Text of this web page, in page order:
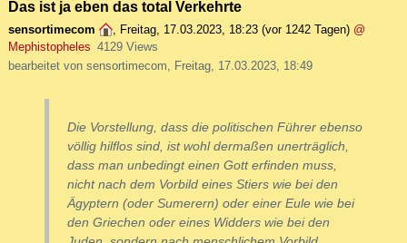
Das ist ja eben das total Verkehrte
sensortimecom , Freitag, 17.03.2023, 18:23 (vor 1242 Tagen) @
Mephistopheles 4129 Views
bearbeitet von sensortimecom, Freitag, 17.03.2023, 18:49
Die Vorstellung, dass die politischen Führer ebenso
völlig hilflos sind, ist wohl dermaßen unerträglich,
dass man unbedingt einen Gott erfinden muss,
nicht nach dem Vorbild eines Stiers wie bei den
Ägyptern (oder Sumerern) oder einer Eule wie bei
den Griechen oder eines Widders wie bei den